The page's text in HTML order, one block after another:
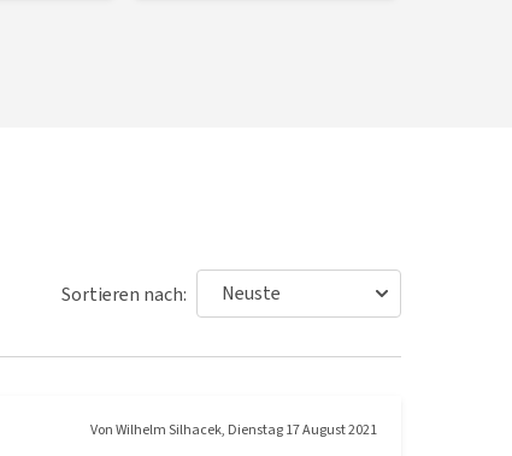
Sortieren nach:
VonWilhelm Silhacek, Dienstag 17 August 2021